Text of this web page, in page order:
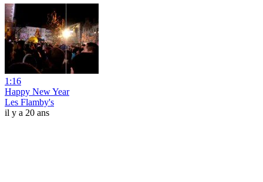
1:16
Happy New Year
Les Flamby's
il y a 20 ans